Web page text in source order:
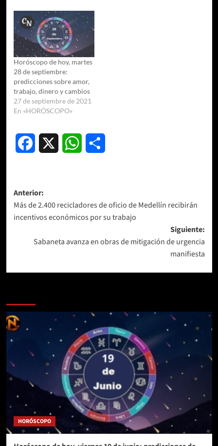
Horóscopo de hoy, martes
28 de septiembre:
predicciones sobre amor,
trabajo, dinero y cambios
27 de septiembre de 2021
En «HORÓSCOPO»
Facebook WhatsApp
Navegación
de
entradas
Anterior:
Más de 2.400 recicladores de oficio de Medellín recibirán
incentivos económicos por su trabajo
Siguiente:
Sabaneta avanza en obras de mitigación de urgencia
manifiesta
HORÓSCOPO